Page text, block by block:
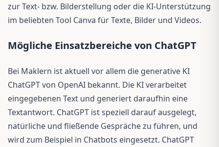
zur Text- bzw. Bilderstellung oder die KI-­Unterstützung
im beliebten Tool Canva für Texte, Bilder und Videos.
Mögliche Einsatzbereiche von ChatGPT
Bei Maklern ist aktuell vor allem die generative KI
ChatGPT von OpenAI bekannt. Die KI verarbeitet
eingegebenen Text und generiert daraufhin eine
Textantwort. ChatGPT ist speziell darauf ausgelegt,
natürliche und fließende Gespräche zu führen, und
wird zum Beispiel in Chatbots eingesetzt. ChatGPT